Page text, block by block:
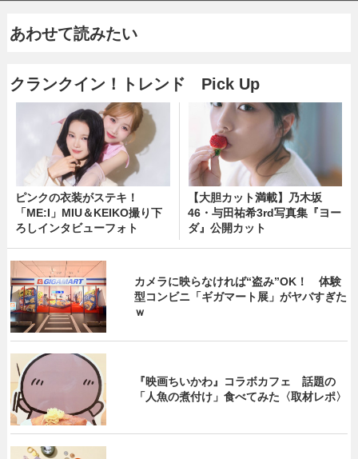
あわせて読みたい
クランクイン！トレンド Pick Up
ピンクの衣装がステキ！
「ME:I」MIU＆KEIKO撮り下
ろしインタビューフォト
【大胆カット満載】乃木坂
46・与田祐希3rd写真集『ヨー
ダ』公開カット
カメラに映らなければ“盗み”OK！ 体験
型コンビニ「ギガマート展」がヤバすぎた
ｗ
『映画ちいかわ』コラボカフェ 話題の
「人魚の煮付け」食べてみた〈取材レポ〉